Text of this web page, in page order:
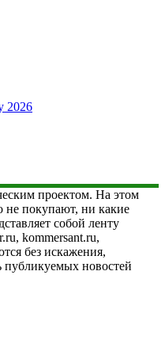
2026
проектом. На этом
не покупают, ни какие
собой ленту
kommersant.ru,
без искажения,
публикуемых новостей